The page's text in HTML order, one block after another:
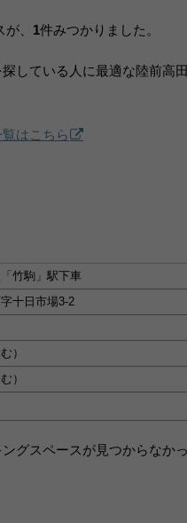
、 1件みつかりました。
している人に最適な陸前高
はこちら
竹駒」駅下車
十日市場3-2
）
）
グスペースが見つからなか